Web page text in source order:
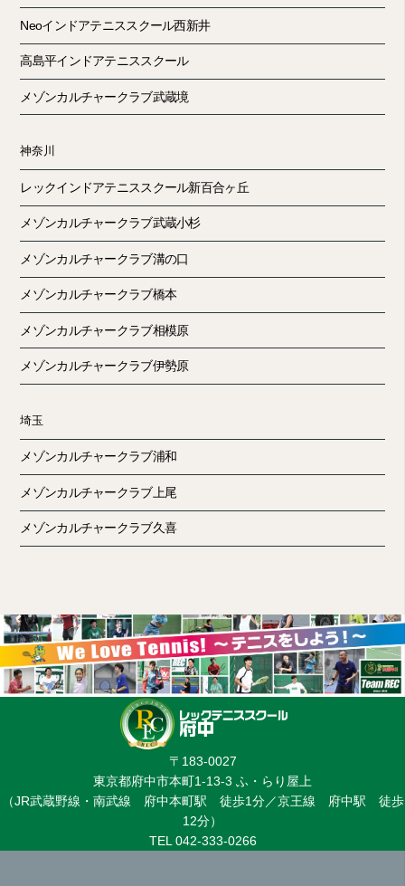
Neoインドアテニススクール西新井
高島平インドアテニススクール
メゾンカルチャークラブ武蔵境
神奈川
レックインドアテニススクール新百合ヶ丘
メゾンカルチャークラブ武蔵小杉
メゾンカルチャークラブ溝の口
メゾンカルチャークラブ橋本
メゾンカルチャークラブ相模原
メゾンカルチャークラブ伊勢原
埼玉
メゾンカルチャークラブ浦和
メゾンカルチャークラブ上尾
メゾンカルチャークラブ久喜
〒183-0027
東京都府中市本町1-13-3 ふ・らり屋上
（JR武蔵野線・南武線 府中本町駅 徒歩1分／京王線 府中駅 徒歩
12分）
TEL 042-333-0266